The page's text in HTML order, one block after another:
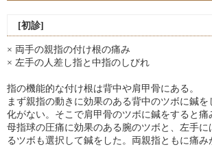
[初診]
× 両手の親指の付け根の痛み
× 左手の人差し指と中指のしびれ
指の機能的な付け根は背中や肩甲骨にある。
まず親指の動きに効果のある背中のツボに鍼
化がない。そこで肩甲骨のツボに鍼をすると痛
母指球の圧痛に効果のある腕のツボと、左手に
るツボも選択して鍼をした。両親指ともに痛